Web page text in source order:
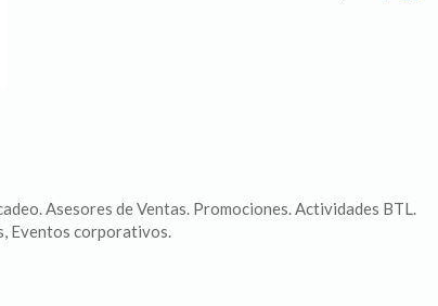
Asesores de Ventas. Promociones. Actividades BTL.
Eventos corporativos.